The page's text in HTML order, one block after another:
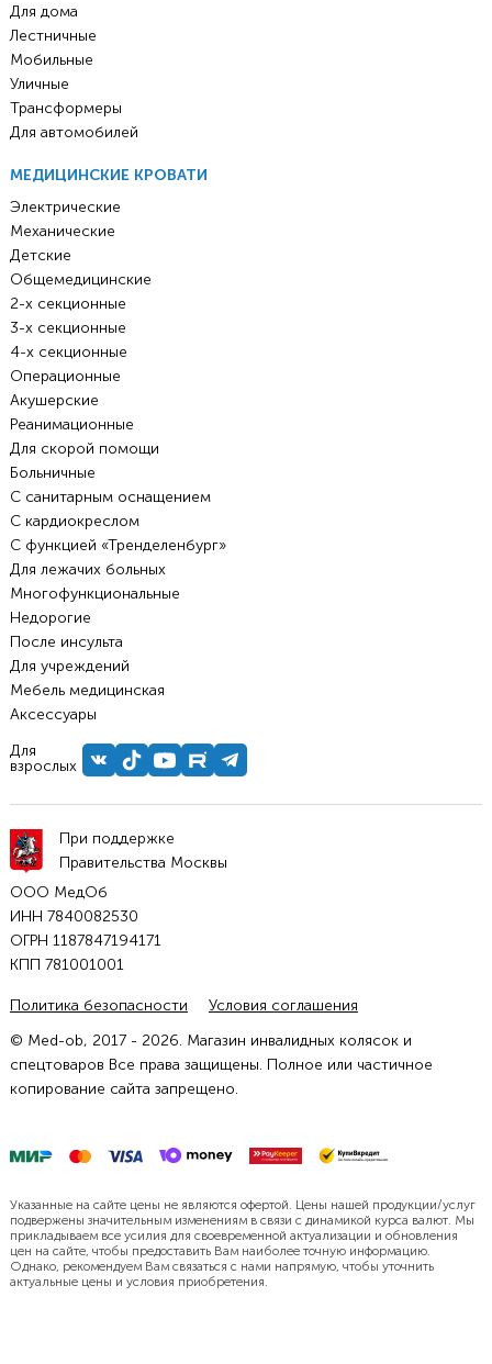
Для дома
Лестничные
Мобильные
Уличные
Трансформеры
Для автомобилей
МЕДИЦИНСКИЕ КРОВАТИ
Электрические
Механические
Детские
Общемедицинские
2-х секционные
3-х секционные
4-х секционные
Операционные
Акушерские
Реанимационные
Для скорой помощи
Больничные
С санитарным оснащением
С кардиокреслом
С функцией «Тренделенбург»
Для лежачих больных
Многофункциональные
Недорогие
После инсульта
Для учреждений
Мебель медицинская
Аксессуары
Для
взрослых
При поддержке
Правительства Москвы
ООО МедОб
ИНН 7840082530
ОГРН 1187847194171
КПП 781001001
Политика безопасности
Условия соглашения
© Med-ob, 2017 - 2026. Магазин инвалидных колясок и
спецтоваров Все права защищены. Полное или частичное
копирование сайта запрещено.
Указанные на сайте цены не являются офертой. Цены нашей продукции/услуг
подвержены значительным изменениям в связи с динамикой курса валют. Мы
прикладываем все усилия для своевременной актуализации и обновления
цен на сайте, чтобы предоставить Вам наиболее точную информацию.
Однако, рекомендуем Вам связаться с нами напрямую, чтобы уточнить
актуальные цены и условия приобретения.